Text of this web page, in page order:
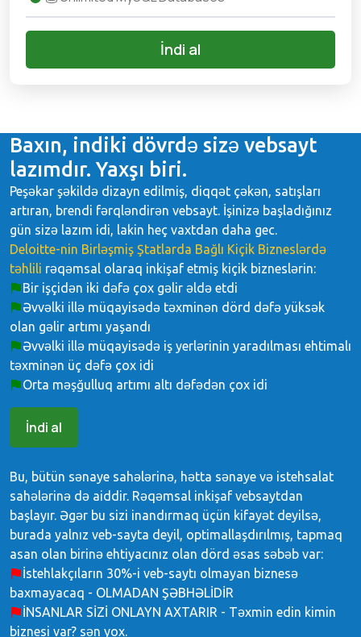
İndi al
Baxın, indiki dövrdə sizə vebsayt
lazımdır. Yaxşı biri.
Peşəkar şəkildə dizayn edilmiş, diqqət çəkən, satışları
artıran, brendi fərqləndirən vebsayt. İşinizə başladığınız
gün sizə lazım idi, lakin heç vaxtdan daha gec.
Deloitte-nin Birləşmiş Ştatlarda Bağlı Kiçik Bizneslərdə
təhlili rəqəmsal olaraq inkişaf etmiş kiçik bizneslərin:
Bir işçidən iki dəfə çox gəlir əldə etdi
Əvvəlki illə müqayisədə təxminən dörd dəfə yüksək
olan gəlir artımı yaşandı
Əvvəlki illə müqayisədə iş yerlərinin yaradılması ehtimalı
təxminən üç dəfə çox idi
Orta məşğulluq artımı altı dəfədən çox idi
İndi al
Bu, bütün sənaye sahələrinə, hətta sənaye və istehsalat
sahələrinə də aiddir. Rəqəmsal inkişaf vebsaytdan
başlayır. Əgər bu sizi inandırmaq üçün kifayət deyilsə,
burada yalnız veb-sayta deyil, optimallaşdırılmış, tapmaq
asan olan birinə ehtiyacınız olan dörd əsas səbəb var:
İstehlakçıların 30%-i veb-saytı olmayan biznesə
baxmayacaq - OLMADAN ŞƏBHƏLİDİR
İNSANLAR SİZİ ONLAYN AXTARIR - Təxmin edin kimin
biznesi var? sən yox.